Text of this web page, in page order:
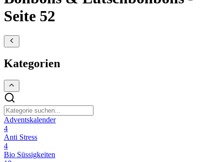
Seite 52
Kategorien
Adventskalender
4
Anti Stress
4
Bio Süssigkeiten